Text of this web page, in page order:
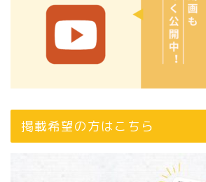
掲載希望の方はこちら